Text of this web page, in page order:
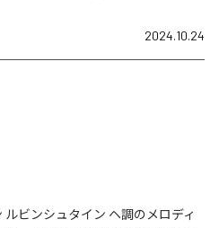
2024.10.24
ルビンシュタイン ヘ調のメロディ